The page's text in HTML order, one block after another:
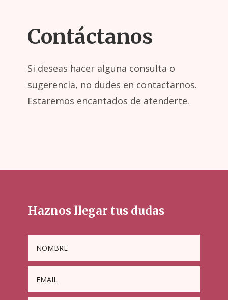
Contáctanos
Si deseas hacer alguna consulta o
sugerencia, no dudes en contactarnos.
Estaremos encantados de atenderte.
Haznos llegar tus dudas